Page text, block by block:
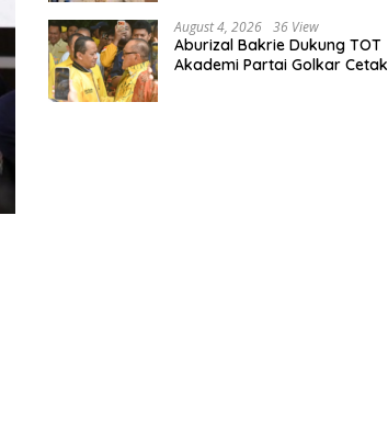
August 4, 2026 36 View
Aburizal Bakrie Dukung TOT
Akademi Partai Golkar Cetak